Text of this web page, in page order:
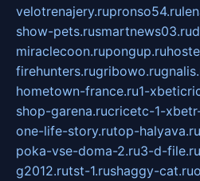
velotrenajery.rupronso54.ru
show-pets.rusmartnews03.ru
miraclecoon.rupongup.ru
firehunters.rugribowo.ru
hometown-france.ru1-
shop-garena.rucricetc-1-
one-life-story.rutop-halyava.ru
poka-vse-doma-2.ru3-d-file.ru
g2012.rutst-1.rushaggy-cat.ru